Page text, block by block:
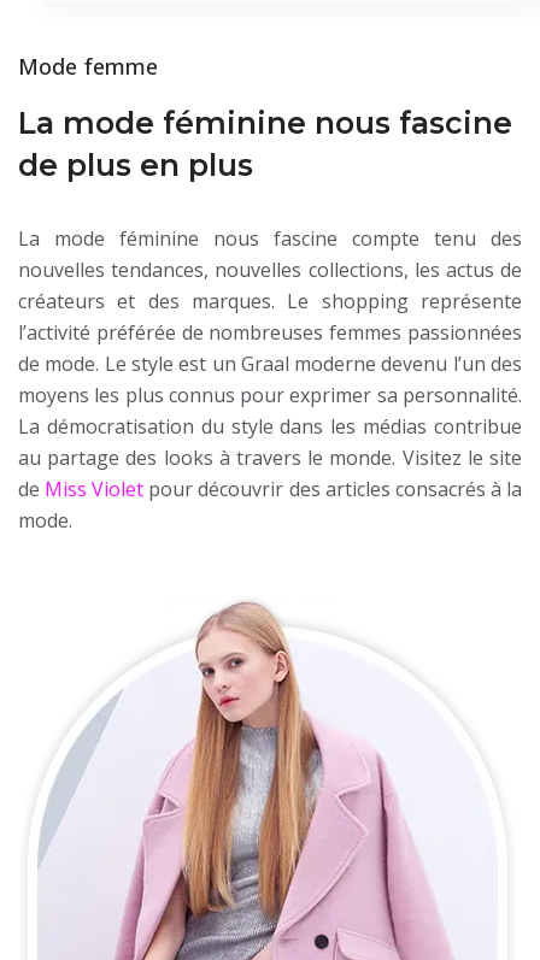
Mode femme
La mode féminine nous fascine
de plus en plus
La mode féminine nous fascine compte tenu des
nouvelles tendances, nouvelles collections, les actus de
créateurs et des marques. Le shopping représente
l’activité préférée de nombreuses femmes passionnées
de mode. Le style est un Graal moderne devenu l’un des
moyens les plus connus pour exprimer sa personnalité.
La démocratisation du style dans les médias contribue
au partage des looks à travers le monde. Visitez le site
de Miss Violet pour découvrir des articles consacrés à la
mode.